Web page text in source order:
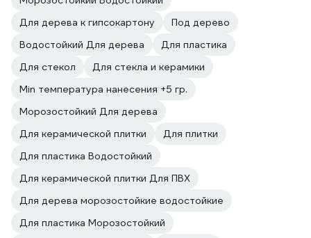
Для дерева к гипсокартону
Под дерево
Водостойкий Для дерева
Для пластика
Для стекол
Для стекла и керамики
Min температура нанесения +5 гр.
Морозостойкий Для дерева
Для керамической плитки
Для плитки
Для пластика Водостойкий
Для керамической плитки Для ПВХ
Для дерева морозостойкие водостойкие
Для пластика Морозостойкий